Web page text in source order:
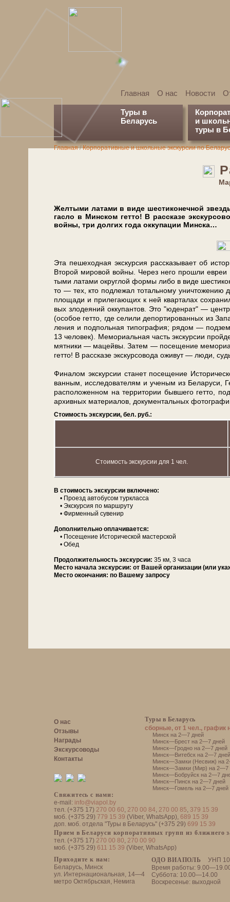
Главная О нас Новости
Туры в
Беларусь
и
туры в
Главная/Корпоративные и школьные экскурсии по
Жел­ты­ми ла­та­ми в ви­де ше­сти­ко­неч­ной
гас­ло в Мин­ском гет­то! В рас­ска­зе
вой­ны, три дол­гих го­да ок­ку­па­ции Мин­ска…
Эта пешеходная экскурсия рас­ска­зы­ва­ет об
Второй ми­ро­вой вой­ны. Через не­го про­шли
ты­ми ла­та­ми округ­лой фор­мы ли­бо в ви­де
то — тех, кто под­ле­жал то­таль­но­му уни­что­же­нию
пло­ща­ди и при­ле­га­ю­щих к ней квар­та­лах
вых зло­де­я­ний ок­ку­пан­тов. Это "юде­нрат" —
(осо­бое гет­то, где се­ли­ли де­пор­ти­ро­ван­ных из
ле­ния и под­поль­ная ти­по­гра­фия; ря­дом —
13 че­ло­век). Ме­мо­ри­аль­ная часть экс­кур­сии
мят­ни­ки — ма­цей­вы. За­тем — посещение
гет­то! В рас­ска­зе экс­кур­со­во­да ожи­вут — лю­ди,
Фи­на­лом экс­кур­сии ста­нет посещение
ван­ным, ис­сле­до­ва­те­лям и уче­ным из Бе­ла­ру­си,
рас­по­ло­жен­ном на тер­ри­то­рии быв­ше­го гет­то,
ар­хив­ных ма­те­ри­а­лов, до­ку­мен­таль­ных
Стоимость экскурсии, бел. руб.:
Стоимость экскурсии для 1 чел.
В стоимость экс­кур­сии вклю­че­но:
• Проезд ав­то­бу­сом турк­лас­са
• Экс­кур­сия по марш­ру­ту
• Фирменный су­ве­нир
Дополнительно опла­чи­ва­ет­ся:
• По­се­ще­ние Исторической ма­стер­ской
• Обед
Про­дол­жи­тель­ность экс­кур­сии: 35 км, 3 ча­са
Место начала экскурсии: от Вашей организации (или
Место окончания: по Вашему запросу
О нас
Отзывы
Награды
Экскурсоводы
Контакты
Свяжитесь с нами:
e-mail: info@viapol.by
тел. (+375 17) 270 00 60, 270 00 84, 270 00 85, 379 15 39
моб. (+375 29) 779 15 39 (Viber, WhatsApp), 689 15 39
доп. моб. отдела "Туры в Беларусь" (+375 29) 699 15 39
Прием в Беларуси корпоративных групп из ближнего
тел. (+375 17) 270 00 80, 270 00 90
моб. (+375 29) 611 15 39 (Viber, WhatsApp)
ОДО ВИАПОЛЬ
УНП
Время работы:
Суббота: 10.00—14.00
Воскресенье: выходной
Приходите к нам:
Беларусь, Минск
ул. Интернациональная, 14—4
метро Октябрьская, Немига
Туры в Беларусь
сборные, от 1 чел., график
Минск на 2—7 дней
Минск—Брест на 2—7 дней
Минск—Гродно на 2—7 дней
Минск—Витебск на 2—7 дней
Минск—Замки (Несвиж) на
Минск—Замки (Мир) на 2—7
Минск—Бобруйск на 2—7
Минск—Пинск на 2—7 дней
Минск—Гомель на 2—7 дней